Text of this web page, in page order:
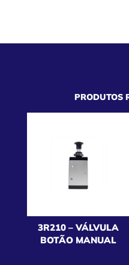
PRODUTOS
3R210 – VÁLVULA
BOTÃO MANUAL